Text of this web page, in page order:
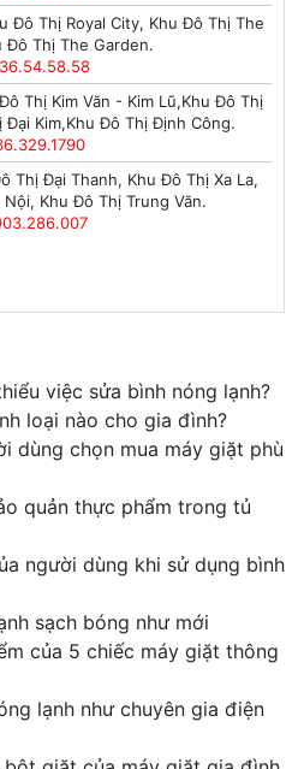
Đô Thị Royal City, Khu Đô Thị The
Đô Thị The Garden.
Thị Kim Văn - Kim Lũ,Khu Đô Thị
Kim,Khu Đô Thị Định Công.
Thị Đại Thanh, Khu Đô Thị Xa La,
Khu Đô Thị Trung Văn.
việc sửa bình nóng lạnh?
loại nào cho gia đình?
dùng chọn mua máy giặt phù
quản thực phẩm trong tủ
người dùng khi sử dụng bình
sạch bóng như mới
của 5 chiếc máy giặt thông
lạnh như chuyên gia điện